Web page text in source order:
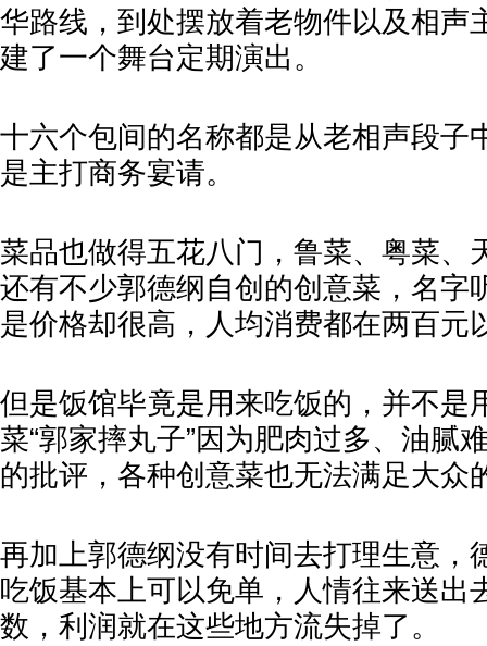
华路线，到处摆放着老物件以及相声
建了一个舞台定期演出。
十六个包间的名称都是从老相声段子
是主打商务宴请。
菜品也做得五花八门，鲁菜、粤菜、
还有不少郭德纲自创的创意菜，名字
是价格却很高，人均消费都在两百元
但是饭馆毕竟是用来吃饭的，并不是
菜“郭家摔丸子”因为肥肉过多、油腻
的批评，各种创意菜也无法满足大众
再加上郭德纲没有时间去打理生意，
吃饭基本上可以免单，人情往来送出
数，利润就在这些地方流失掉了。